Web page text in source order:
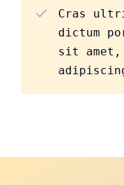
Cras
dictum
sit amet,